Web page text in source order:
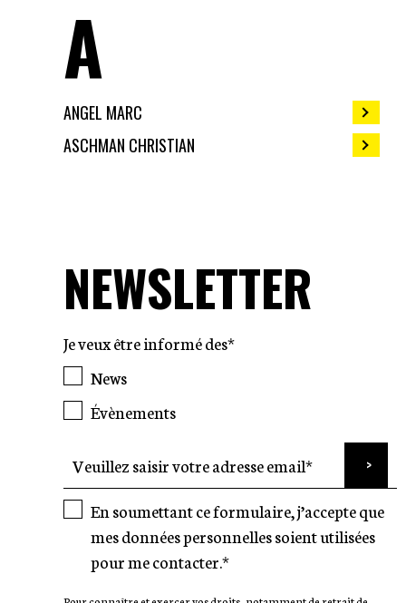
A
ANGEL MARC
ASCHMAN CHRISTIAN
NEWSLETTER
Je veux être informé des*
News
Évènements
En soumettant ce formulaire, j’accepte que
mes données personnelles soient utilisées
pour me contacter.*